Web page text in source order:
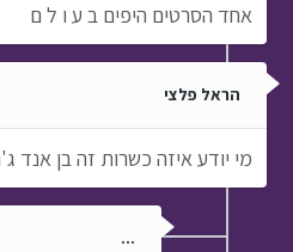
אחד הסרטים היפים ב ע ו ל ם
הראל פלצי
מי יודע איזה כשרות זה בן אנד
...